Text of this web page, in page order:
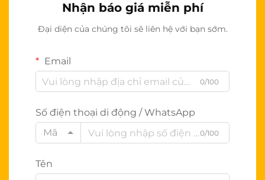
Nhận báo giá miễn phí
Đại diện của chúng tôi sẽ liên hệ với bạn sớm.
Email
0/100
Số điện thoại di động / WhatsApp
Mã
0/100
Tên